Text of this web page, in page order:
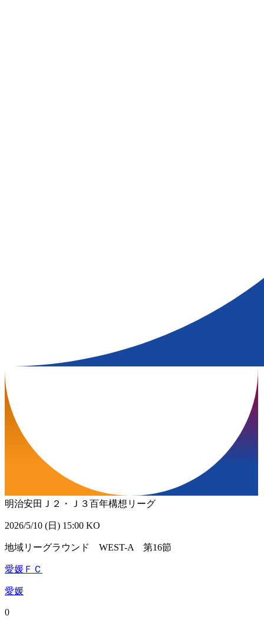
明治安田Ｊ２・Ｊ３百年構想リーグ
2026/5/10 (日) 15:00 KO
地域リーグラウンド WEST-A 第16節
愛媛ＦＣ
愛媛
0